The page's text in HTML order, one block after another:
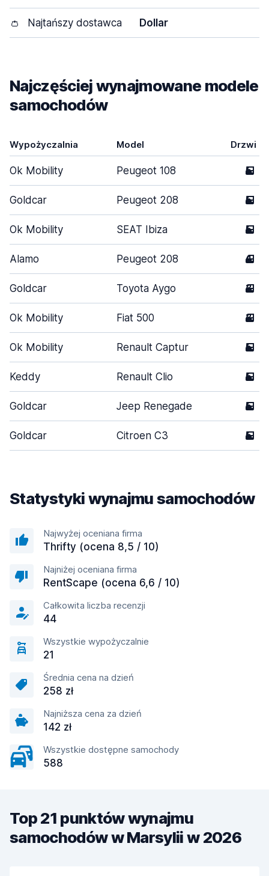
👛 Najtańszy dostawca Dollar
Najczęściej wynajmowane modele
samochodów
Wypożyczalnia Model Drzwi
Ok Mobility Peugeot 108 5
Goldcar Peugeot 208 5
Ok Mobility SEAT Ibiza 5
Alamo Peugeot 208 4
Goldcar Toyota Aygo 3
Ok Mobility Fiat 500 3
Ok Mobility Renault Captur 5
Keddy Renault Clio 5
Goldcar Jeep Renegade 5
Goldcar Citroen C3 5
Statystyki wynajmu samochodów
Najwyżej oceniana firma
Thrifty (ocena 8,5 / 10)
Najniżej oceniana firma
RentScape (ocena 6,6 / 10)
Całkowita liczba recenzji
44
Wszystkie wypożyczalnie
21
Średnia cena na dzień
258 zł
Najniższa cena za dzień
142 zł
Wszystkie dostępne samochody
588
Top 21 punktów wynajmu
samochodów w Marsylii w 2026